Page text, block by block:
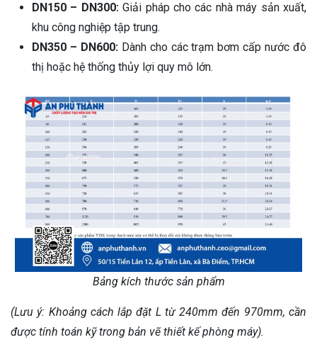
DN150 – DN300:Giải pháp cho các nhà máy sản xuất,
khu công nghiệp tập trung.
DN350 – DN600:Dành cho các trạm bơm cấp nước đô
thị hoặc hệ thống thủy lợi quy mô lớn.
Bảng kích thước sản phẩm
(Lưu ý: Khoảng cách lắp đặt L từ 240mm đến 970mm, cần
được tính toán kỹ trong bản vẽ thiết kế phòng máy).